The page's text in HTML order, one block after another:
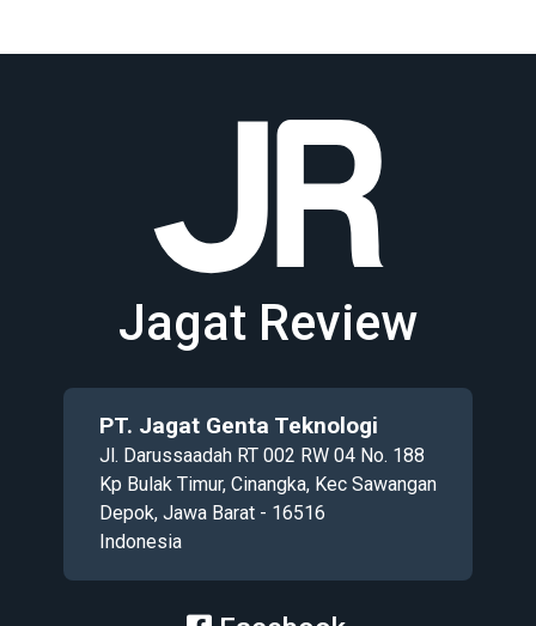
Jagat Review
PT. Jagat Genta Teknologi
Jl. Darussaadah RT 002 RW 04 No. 188
Kp Bulak Timur, Cinangka, Kec Sawangan
Depok, Jawa Barat - 16516
Indonesia